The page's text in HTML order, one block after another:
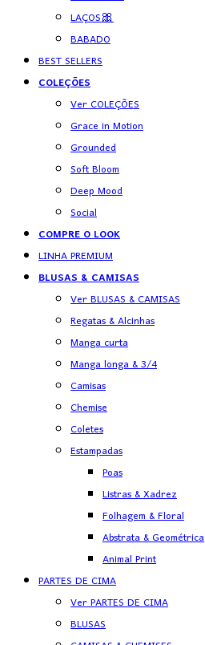
LAÇOS🎀
BABADO
BEST SELLERS
COLEÇÕES
Ver COLEÇÕES
Grace in Motion
Grounded
Soft Bloom
Deep Mood
Social
COMPRE O LOOK
LINHA PREMIUM
BLUSAS & CAMISAS
Ver BLUSAS & CAMISAS
Regatas & Alcinhas
Manga curta
Manga longa & 3/4
Camisas
Chemise
Coletes
Estampadas
Poas
Listras & Xadrez
Folhagem & Floral
Abstrata & Geométrica
Animal Print
PARTES DE CIMA
Ver PARTES DE CIMA
BLUSAS